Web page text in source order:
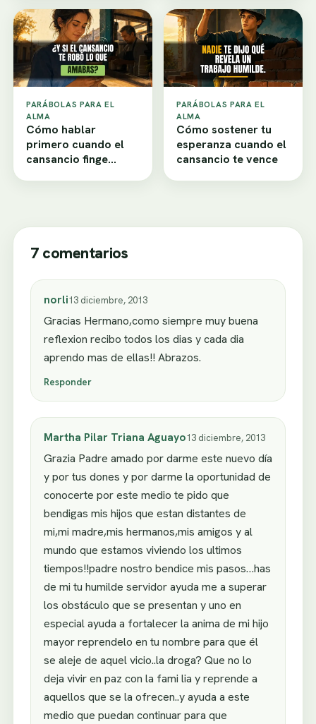
PARÁBOLAS PARA EL
ALMA
Cómo hablar
primero cuando el
cansancio finge
PARÁBOLAS PARA EL
ALMA
Cómo sostener tu
esperanza cuando el
cansancio te vence
7 comentarios
norli13 diciembre, 2013
Gracias Hermano,como siempre muy buena
reflexion recibo todos los dias y cada dia
aprendo mas de ellas!! Abrazos.
Responder
Martha Pilar Triana Aguayo13 diciembre, 2013
Grazia Padre amado por darme este nuevo día
y por tus dones y por darme la oportunidad de
conocerte por este medio te pido que
bendigas mis hijos que estan distantes de
mi,mi madre,mis hermanos,mis amigos y al
mundo que estamos viviendo los ultimos
tiempos!!padre nostro bendice mis pasos…has
de mi tu humilde servidor ayuda me a superar
los obstáculo que se presentan y uno en
especial ayuda a fortalecer la anima de mi hijo
mayor reprendelo en tu nombre para que él
se aleje de aquel vicio..la droga? Que no lo
deja vivir en paz con la fami lia y reprende a
aquellos que se la ofrecen..y ayuda a este
medio que puedan continuar para que